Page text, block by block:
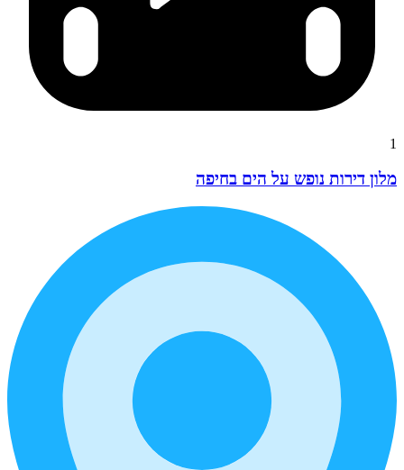
1
מלון דירות נופש על הים בחיפה